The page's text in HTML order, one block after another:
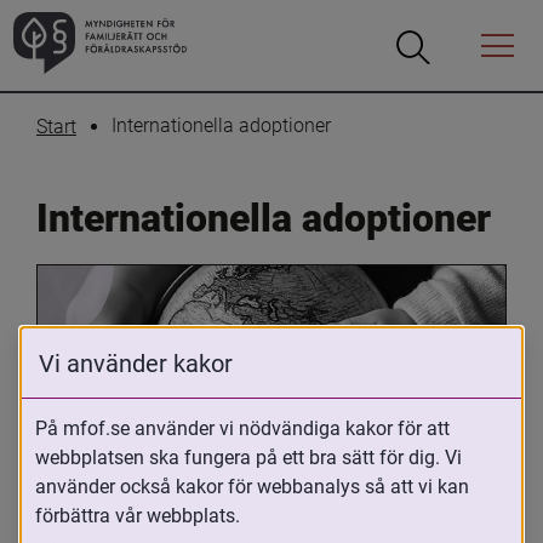
Öppna
Öppna
Menyn
Start Internationella adoptioner
Internationella adoptioner
Oavsett om du är adopterad,
adoptivförälder eller arbetar med
Vi använder kakor
På mfof.se använder vi nödvändiga kakor för att
webbplatsen ska fungera på ett bra sätt för dig. Vi
använder också kakor för webbanalys så att vi kan
förbättra vår webbplats.